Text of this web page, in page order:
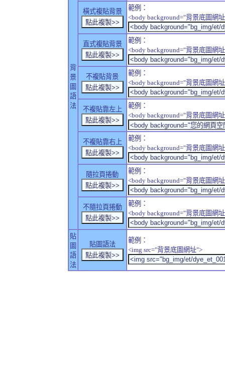
背
景
圖
語
法
橫式複貼背景
範例：
<body background="背景底圖網
直式複貼背景
範例：
<body background="背景底圖網
不複貼背景
範例：
<body background="背景底圖網
不複貼靠左上
範例：
<body background="背景底圖網
不複貼靠右上
範例：
<body background="背景底圖網
隨拉頁捲動
範例：
<body background="背景底圖網
不隨拉頁捲動
範例：
<body background="背景底圖網
貼
圖
語
法
貼圖語法
範例：
<img src="背景底圖網址">